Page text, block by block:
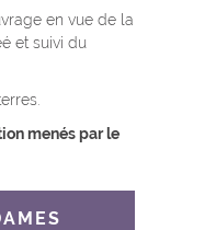
en vue de la
et suivi du
menés par le